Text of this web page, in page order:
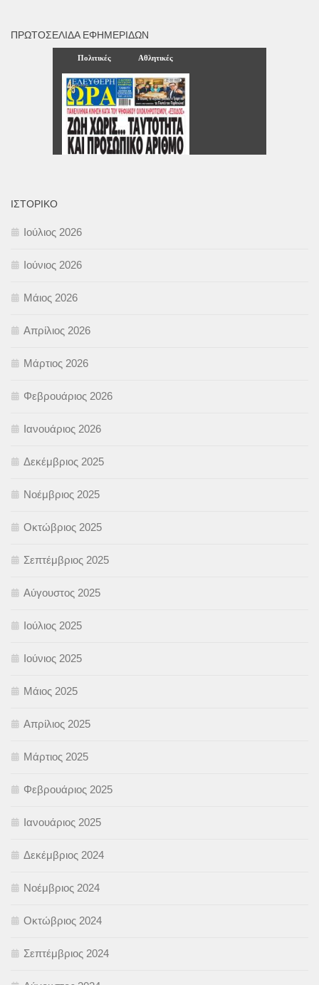
ΠΡΩΤΟΣΈΛΙΔΑ ΕΦΗΜΕΡΊΔΩΝ
ΙΣΤΟΡΙΚΌ
Ιούλιος 2026
Ιούνιος 2026
Μάιος 2026
Απρίλιος 2026
Μάρτιος 2026
Φεβρουάριος 2026
Ιανουάριος 2026
Δεκέμβριος 2025
Νοέμβριος 2025
Οκτώβριος 2025
Σεπτέμβριος 2025
Αύγουστος 2025
Ιούλιος 2025
Ιούνιος 2025
Μάιος 2025
Απρίλιος 2025
Μάρτιος 2025
Φεβρουάριος 2025
Ιανουάριος 2025
Δεκέμβριος 2024
Νοέμβριος 2024
Οκτώβριος 2024
Σεπτέμβριος 2024